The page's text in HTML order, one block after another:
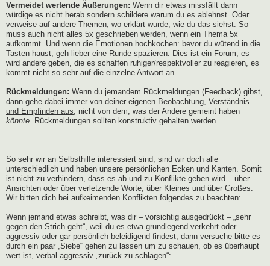
Vermeidet wertende Äußerungen: Wenn dir etwas missfällt dann
würdige es nicht herab sondern schildere warum du es ablehnst. Oder
verweise auf andere Themen, wo erklärt wurde, wie du das siehst. So
muss auch nicht alles 5x geschrieben werden, wenn ein Thema 5x
aufkommt. Und wenn die Emotionen hochkochen: bevor du wütend in die
Tasten haust, geh lieber eine Runde spazieren. Dies ist ein Forum, es
wird andere geben, die es schaffen ruhiger/respektvoller zu reagieren, es
kommt nicht so sehr auf die einzelne Antwort an.
Rückmeldungen: Wenn du jemandem Rückmeldungen (Feedback) gibst,
dann gehe dabei immer von deiner eigenen Beobachtung, Verständnis
und Empfinden aus, nicht von dem, was der Andere gemeint haben
könnte. Rückmeldungen sollten konstruktiv gehalten werden.
So sehr wir an Selbsthilfe interessiert sind, sind wir doch alle
unterschiedlich und haben unsere persönlichen Ecken und Kanten. Somit
ist nicht zu verhindern, dass es ab und zu Konflikte geben wird – über
Ansichten oder über verletzende Worte, über Kleines und über Großes.
Wir bitten dich bei aufkeimenden Konflikten folgendes zu beachten:
Wenn jemand etwas schreibt, was dir – vorsichtig ausgedrückt – „sehr
gegen den Strich geht“, weil du es etwa grundlegend verkehrt oder
aggressiv oder gar persönlich beleidigend findest, dann versuche bitte es
durch ein paar „Siebe“ gehen zu lassen um zu schauen, ob es überhaupt
wert ist, verbal aggressiv „zurück zu schlagen“: